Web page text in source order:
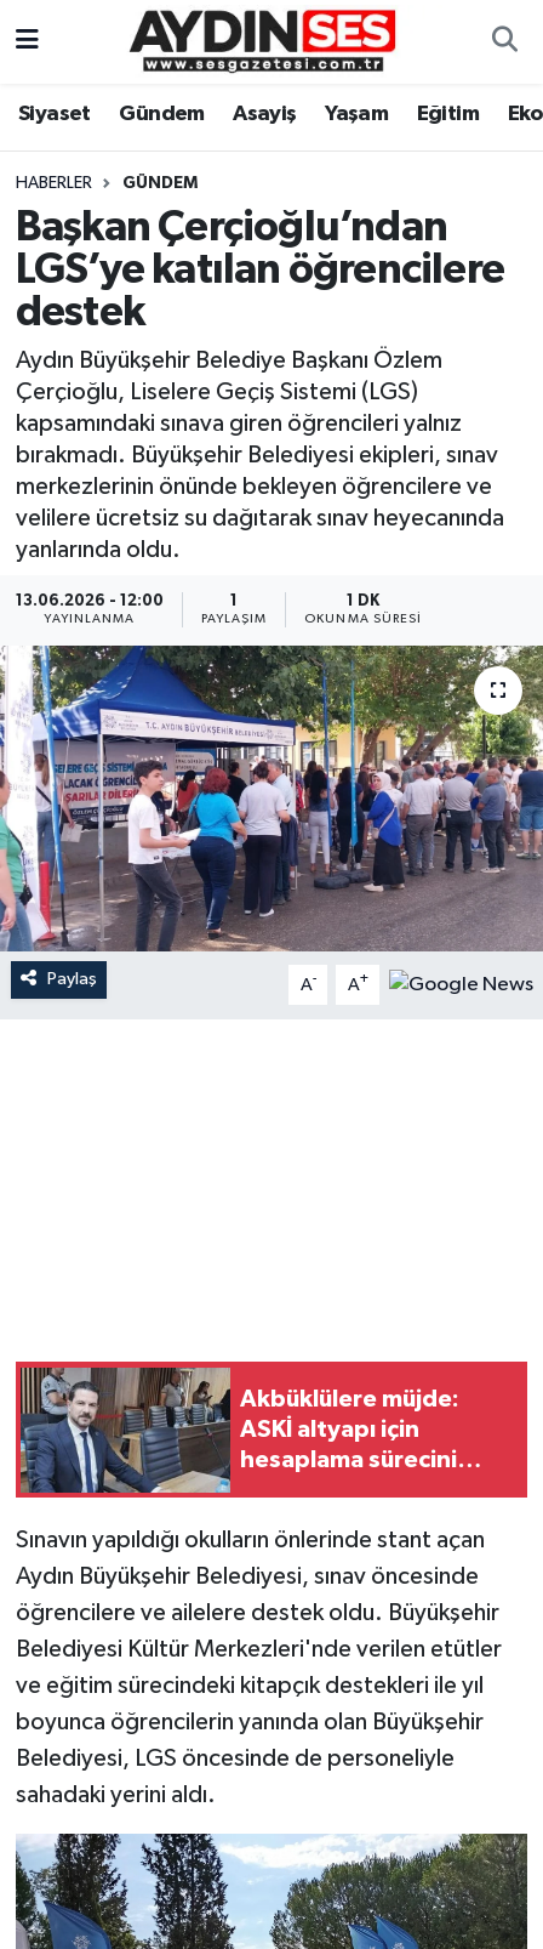
Siyaset Gündem Asayiş Yaşam Eğitim
HABERLER GÜNDEM
Başkan Çerçioğlu’ndan
LGS’ye katılan öğrencilere
destek
Aydın Büyükşehir Belediye Başkanı Özlem
Çerçioğlu, Liselere Geçiş Sistemi (LGS)
kapsamındaki sınava giren öğrencileri yalnız
bırakmadı. Büyükşehir Belediyesi ekipleri, sınav
merkezlerinin önünde bekleyen öğrencilere ve
velilere ücretsiz su dağıtarak sınav heyecanında
yanlarında oldu.
13.06.2026 - 12:00
YAYINLANMA PAYLAŞIM
1 DK
OKUNMA SÜRESI
Paylaş A- A+
Akbüklülere müjde:
ASKİ altyapı için
hesaplama sürecini
Sınavın yapıldığı okulların önlerinde stant açan
Aydın Büyükşehir Belediyesi, sınav öncesinde
öğrencilere ve ailelere destek oldu. Büyükşehir
Belediyesi Kültür Merkezleri'nde verilen etütler
ve eğitim sürecindeki kitapçık destekleri ile yıl
boyunca öğrencilerin yanında olan Büyükşehir
Belediyesi, LGS öncesinde de personeliyle
sahadaki yerini aldı.
Gündem
Siyaset
Ekonomi
Eğitim
Kültür Sanat
Spor
Aydın Hava Durumu
Aydin Namaz Vakitleri
Aydın Trafik Yoğunluk Haritası
Tüm Manşetler
Son Dakika Haberleri
Haber Arşivi